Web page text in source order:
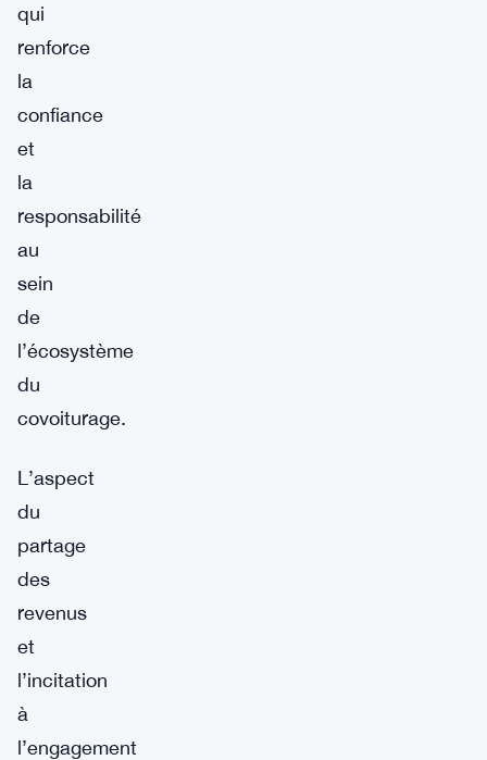
qui
renforce
la
confiance
et
la
responsabilité
au
sein
de
l’écosystème
du
covoiturage.
L’aspect
du
partage
des
revenus
et
l’incitation
à
l’engagement